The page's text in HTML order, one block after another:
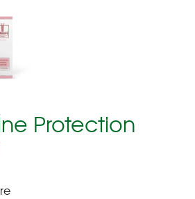
Protection